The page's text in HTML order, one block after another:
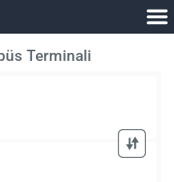
Terminali